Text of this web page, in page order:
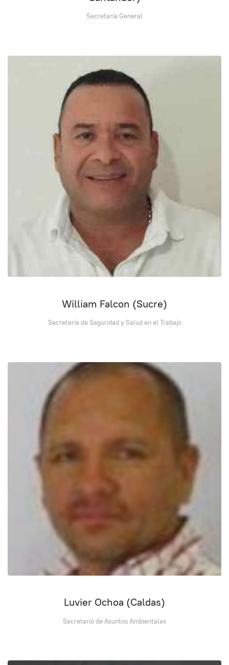
Secretaría General
William Falcon (Sucre)
Secretaría de Seguridad y Salud en el Trabajo
Luvier Ochoa (Caldas)
Secretario de Asuntos Ambientales